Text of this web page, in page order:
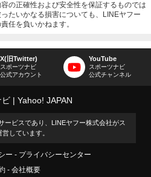
の正確性および安全性を保証するものでは
たいかなる損害についても、LINEヤフー
任を負いかねます。
X(旧Twitter)
スポーツナビ
公式アカウント
YouTube
スポーツナビ
公式チャンネル
ビ Yahoo! JAPAN
ービスであり、LINEヤフー株式会社がス
しています。
ー
プライバシーセンター
会社概要